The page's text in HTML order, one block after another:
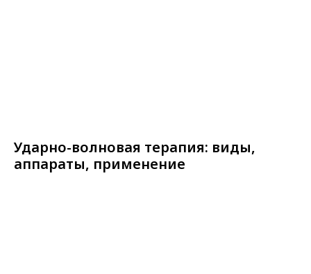
Ударно-волновая терапия: виды,
аппараты, применение